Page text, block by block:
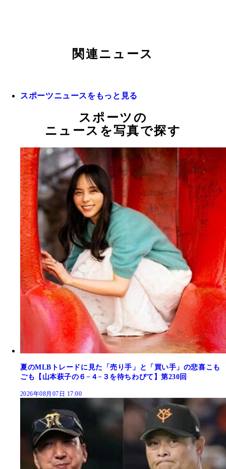
関連ニュース
スポーツニュースをもっと見る
スポーツの
ニュースを写真で探す
夏のMLBトレードに見た「売り手」と「買い手」の悲喜こも
ごも【山本萩子の６−４−３を待ちわびて】第230回
2026年08月07日 17:00